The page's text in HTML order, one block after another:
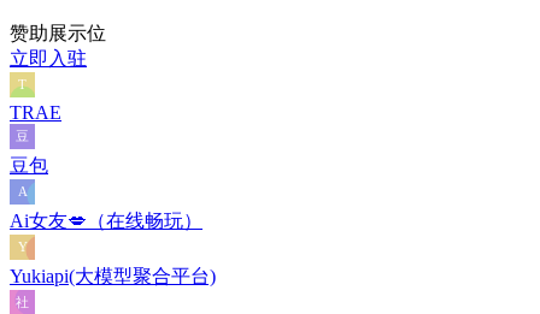
赞助展示位
立即入驻
TRAE
豆包
Ai女友💋（在线畅玩）
Yukiapi(大模型聚合平台)